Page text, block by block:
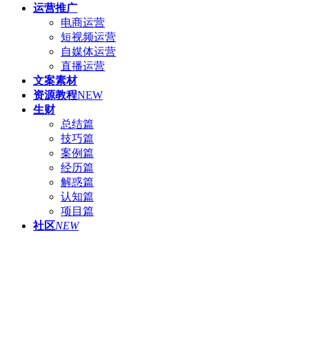
运营推广
电商运营
短视频运营
自媒体运营
直播运营
文案素材
资源教程NEW
生财
总结篇
技巧篇
案例篇
经历篇
解惑篇
认知篇
项目篇
社区NEW